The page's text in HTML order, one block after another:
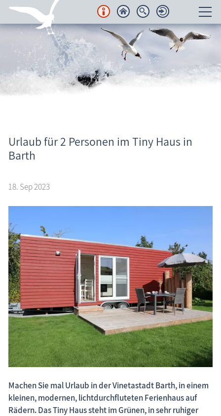
Unterkünfte
Regionales
Urlaubsorte
Freizeit
Wissenswertes
Veranstaltungen
Aktuelles
Fischland-Darß-Zingst.net: neu eingestellte Unterkünfte, neue Beiträge,
neue Bilderserien von traditionellen Festen
Urlaub für 2 Personen im Tiny Haus in
Barth
18. Sep 2023
Machen Sie mal Urlaub in der Vinetastadt Barth, in einem
kleinen, modernen, lichtdurchfluteten Ferienhaus auf
Rädern. Das Tiny Haus steht im Grünen, in sehr ruhiger